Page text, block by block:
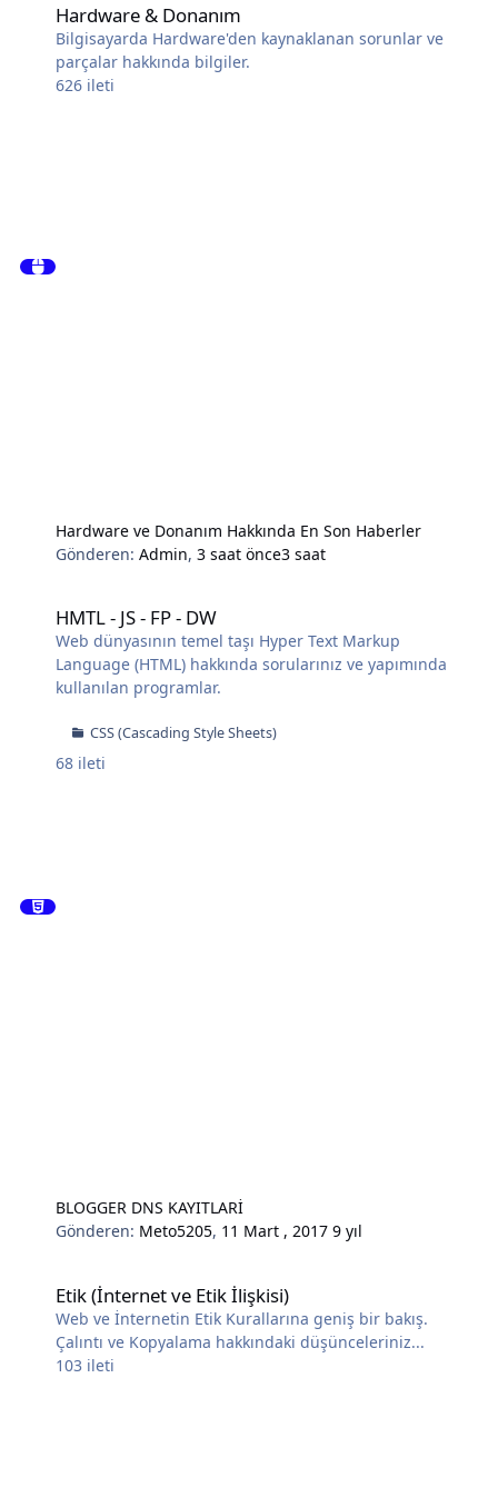
Hardware & Donanım
Bilgisayarda Hardware'den kaynaklanan sorunlar ve
parçalar hakkında bilgiler.
626 ileti
Hardware ve Donanım Hakkında En Son Haberler
Gönderen:Admin,3 saat önce3 saat
HMTL - JS - FP - DW
Web dünyasının temel taşı Hyper Text Markup
Language (HTML) hakkında sorularınız ve yapımında
kullanılan programlar.
CSS (Cascading Style Sheets)
68 ileti
BLOGGER DNS KAYITLARİ
Gönderen: Meto5205, 11 Mart , 20179 yıl
Etik (İnternet ve Etik İlişkisi)
Web ve İnternetin Etik Kurallarına geniş bir bakış.
Çalıntı ve Kopyalama hakkındaki düşünceleriniz...
103 ileti